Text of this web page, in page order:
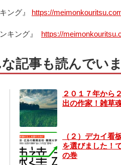
ング』 https://
キング』 https://
記事も読んでい
２０１７年から
出の作家！雑草
（２）デカイ看
を選びました！
の巻